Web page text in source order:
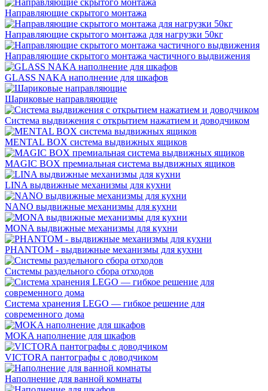
Направляющие скрытого монтажа
Направляющие скрытого монтажа для нагрузки 50кг
Направляющие скрытого монтажа частичного выдвижения
GLASS NAKA наполнение для шкафов
Шариковые направляющие
Система выдвижения с открытием нажатием и доводчиком
MENTAL BOX система выдвижных ящиков
MAGIC BOX премиальная система выдвижных ящиков
LINA выдвижные механизмы для кухни
NANO выдвижные механизмы для кухни
MONA выдвижные механизмы для кухни
PHANTOM - выдвижные механизмы для кухни
Системы раздельного сбора отходов
Система хранения LEGO — гибкое решение для
современного дома
MOKA наполнение для шкафов
VICTORA пантографы с доводчиком
Наполнение для ванной комнаты